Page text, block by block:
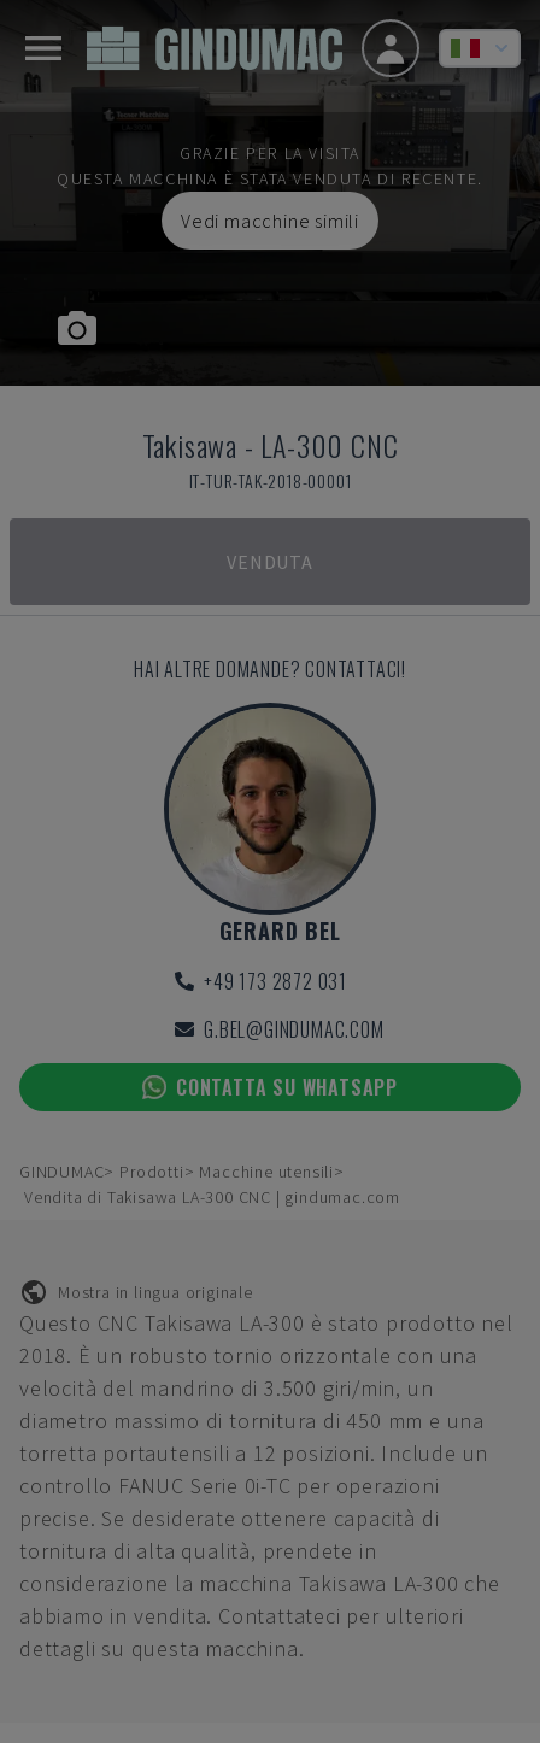
GRAZIE PER LA VISITA
QUESTA MACCHINA È STATA VENDUTA DI RECENTE.
Vedi macchine simili
Takisawa - LA-300 CNC
IT-TUR-TAK-2018-00001
VENDUTA
HAI ALTRE DOMANDE? CONTATTACI!
GERARD BEL
+49 173 2872 031
G.BEL@GINDUMAC.COM
CONTATTA SU WHATSAPP
GINDUMAC Prodotti
Macchine utensili
Vendita di Takisawa LA-300 CNC | gindumac.com
Mostra in lingua originale
Questo CNC Takisawa LA-300 è stato prodotto nel
2018. È un robusto tornio orizzontale con una
velocità del mandrino di 3.500 giri/min, un
diametro massimo di tornitura di 450 mm e una
torretta portautensili a 12 posizioni. Include un
controllo FANUC Serie 0i-TC per operazioni
precise. Se desiderate ottenere capacità di
tornitura di alta qualità, prendete in
considerazione la macchina Takisawa LA-300 che
abbiamo in vendita. Contattateci per ulteriori
dettagli su questa macchina.